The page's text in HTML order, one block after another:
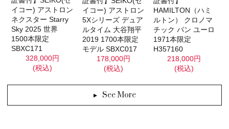
イコー) アストロン
ネクスター Starry
Sky 2025 世界
1500本限定
SBXC171
328,000円
(税込)
イコー) アストロン
5Xシリーズ デュア
ルタイム 大谷翔平
2019 1700本限定
モデル SBXC017
178,000円
(税込)
HAMILTON（ハミ
ルトン） クロノマ
チック パン ユーロ
1971本限定
H357160
218,000円
(税込)
See More